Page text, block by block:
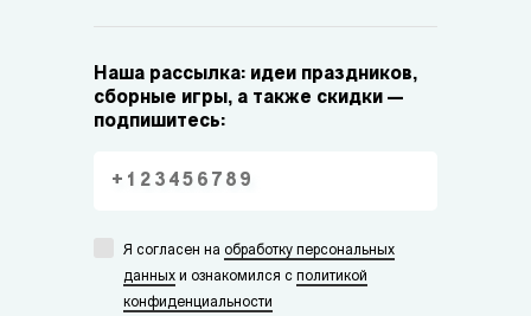
Наша рассылка: идеи праздников,
сборные игры, а также скидки —
подпишитесь:
Я согласен на обработку персональных
данных и ознакомился с политикой
конфиденциальности